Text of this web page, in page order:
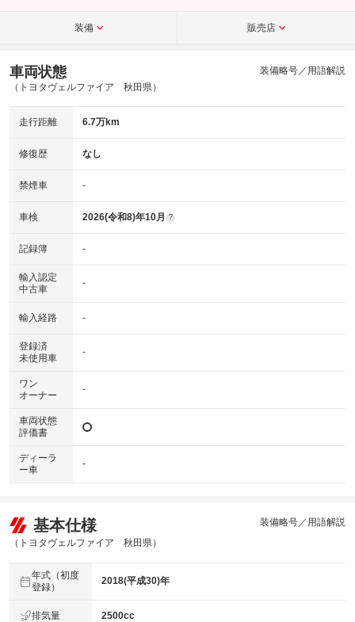
装備 販売店
車両状態
（トヨタヴェルファイア 秋田県）
装備略号／用語解説
走行距離 6.7万km
修復歴 なし
禁煙車 -
車検 2026(令和8)年10月 ?
記録簿 -
輸入認定
中古車
-
輸入経路 -
登録済
未使用車
-
ワン
オーナー
-
車両状態
評価書
ディーラ
ー車
-
基本仕様
（トヨタヴェルファイア 秋田県）
装備略号／用語解説
年式（初度
登録）
2018(平成30)年
排気量 2500cc